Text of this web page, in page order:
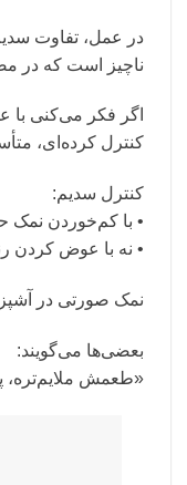
در عمل، تفاوت
ناچیز است که در
اگر فکر می‌کنی
کنترل کرده‌ای،
کنترل سدیم:
• با کم‌خوردن
• نه با عوض کردن
نمک صورتی در
بعضی‌ها می‌گویند:
«طعمش ملایم‌تره،